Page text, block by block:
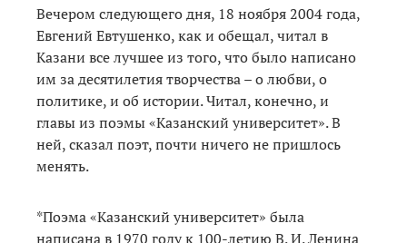
Вечером следующего дня, 18 ноября 2004 года,
Евгений Евтушенко, как и обещал, читал в
Казани все лучшее из того, что было написано
им за десятилетия творчества – о любви, о
политике, и об истории. Читал, конечно, и
главы из поэмы «Казанский университет». В
ней, сказал поэт, почти ничего не пришлось
менять.
*Поэма «Казанский университет» была
написана в 1970 году к 100-летию В. И. Ленина